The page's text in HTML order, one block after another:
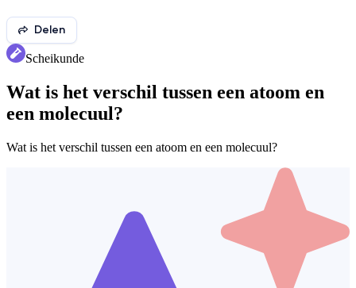
Delen
Scheikunde
Wat is het verschil tussen een atoom en
een molecuul?
Wat is het verschil tussen een atoom en een molecuul?